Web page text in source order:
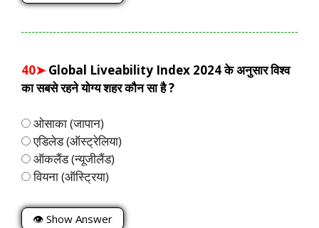
40➤Global Liveability Index 2024 के अनुसार विश्व
का सबसे रहने योग्य शहर कौन सा है ?
ओसाका (जापान)
एडिलेड (ऑस्ट्रेलिया)
ऑकलैंड (न्यूजीलैंड)
वियना (ऑस्ट्रिया)
👁 Show Answer